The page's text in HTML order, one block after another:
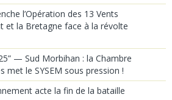
l’Opération des 13 Vents
et la Bretagne face à la révolte
— Sud Morbihan : la Chambre
met le SYSEM sous pression !
acte la fin de la bataille